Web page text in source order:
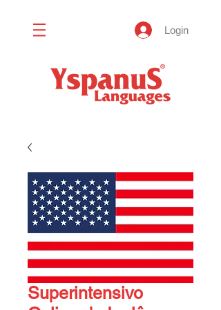
Login
Superintensivo